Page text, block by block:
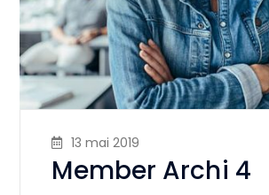
13 mai 2019
Member Archi 4